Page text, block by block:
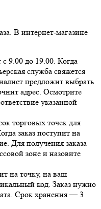
В интернет-магазине
с 9.00 до 19.00. Когда
служба свяжется
предложит выбрать
адрес. Осмотрите
указанной
торговых точек для
заказ поступит на
Для получения заказа
зоне и назовите
на точку, на ваш
код. Заказ нужно
Срок хранения — 3